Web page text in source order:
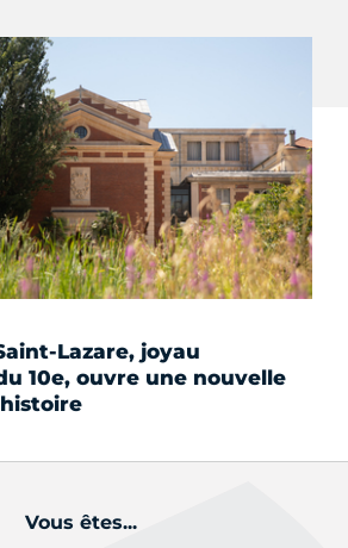
Lazare, joyau
10e, ouvre une nouvelle
Vous êtes...